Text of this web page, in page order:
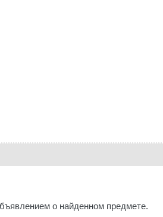
о найденном предмете.